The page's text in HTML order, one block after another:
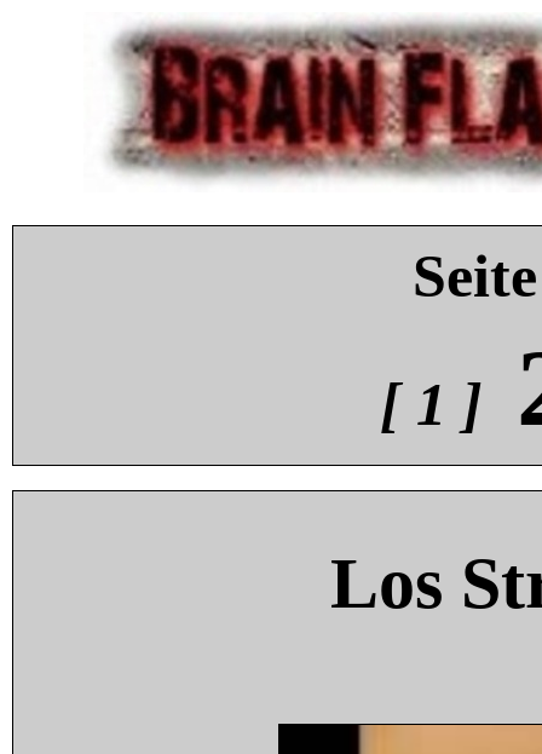
[ 1 ]
Los